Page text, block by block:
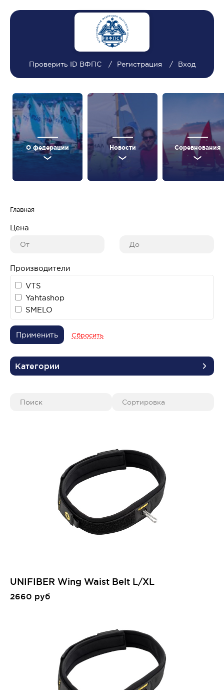
Проверить ID ВФПС Регистрация Вход
О федерации Новости Соревнования
Главная
Цена
Производители
VTS
Yahtashop
SMELO
Применить Сбросить
Категории
UNIFIBER Wing Waist Belt L/XL
2660 руб